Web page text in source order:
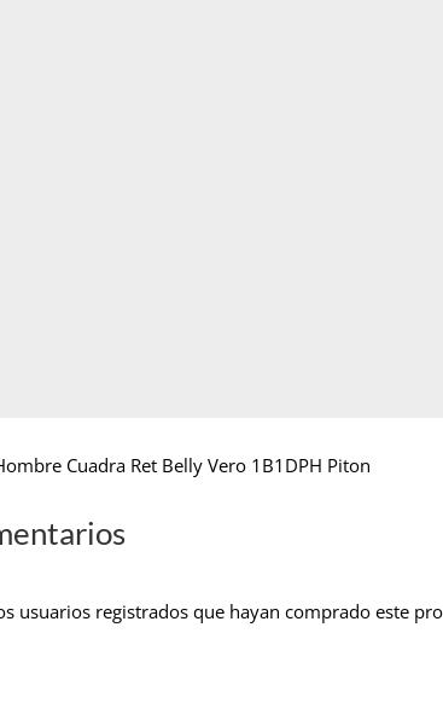
Cuadra Ret Belly Vero 1B1DPH Piton
usuarios registrados que hayan comprado este